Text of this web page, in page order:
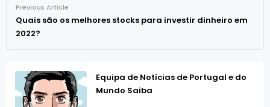
Previous Article
Quais são os melhores stocks para investir dinheiro em
2022?
Equipa de Notícias de Portugal e do
Mundo Saiba